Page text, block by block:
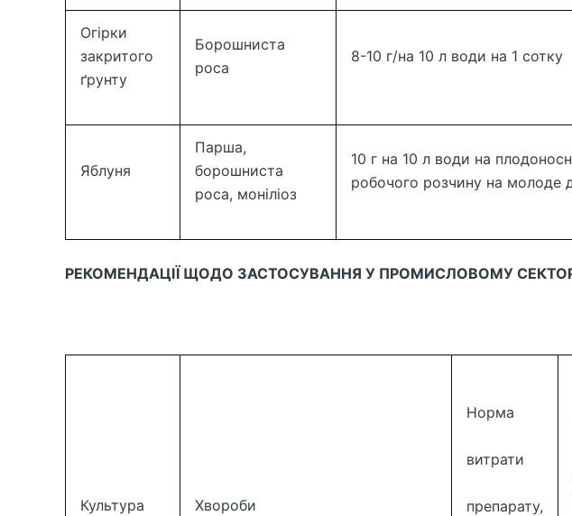
Огірки
закритого
ґрунту
Борошниста
роса
8-10 г/на 10 л води на 1 сотку
Яблуня
Парша,
борошниста
роса, моніліоз
10 г на 10 л води на
робочого розчину на молоде
РЕКОМЕНДАЦІЇ ЩОДО ЗАСТОСУВАННЯ У ПРОМИСЛОВОМУ
Культура Хвороби
Норма
витрати
препарату,